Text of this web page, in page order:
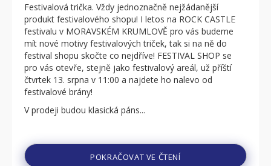
Festivalová trička. Vždy jednoznačně nejžádanější
produkt festivalového shopu! I letos na ROCK CASTLE
festivalu v MORAVSKÉM KRUMLOVĚ pro vás budeme
mít nové motivy festivalových triček, tak si na ně do
festival shopu skočte co nejdříve! FESTIVAL SHOP se
pro vás otevře, stejně jako festivalový areál, už příští
čtvrtek 13. srpna v 11:00 a najdete ho nalevo od
festivalové brány!
V prodeji budou klasická páns...
POKRAČOVAT VE ČTENÍ